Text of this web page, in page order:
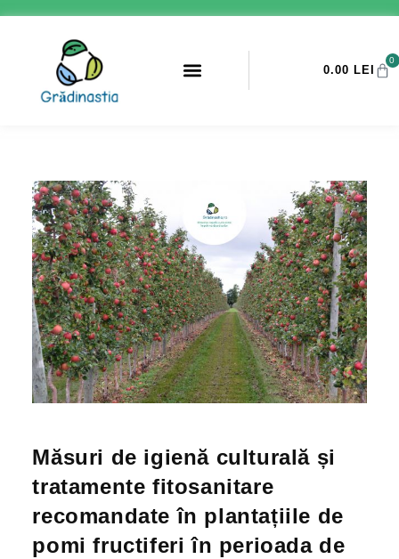
0.00 LEI
0
Măsuri de igienă culturală și
tratamente fitosanitare
recomandate în plantațiile de
pomi fructiferi în perioada de